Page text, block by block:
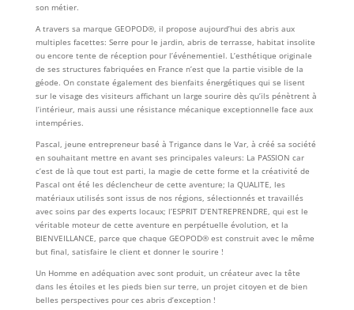
son métier.
A travers sa marque GEOPOD®, il propose aujourd’hui des abris aux
multiples facettes: Serre pour le jardin, abris de terrasse, habitat insolite
ou encore tente de réception pour l’événementiel. L’esthétique originale
de ses structures fabriquées en France n’est que la partie visible de la
géode. On constate également des bienfaits énergétiques qui se lisent
sur le visage des visiteurs affichant un large sourire dès qu’ils pénètrent à
l’intérieur, mais aussi une résistance mécanique exceptionnelle face aux
intempéries.
Pascal, jeune entrepreneur basé à Trigance dans le Var, à créé sa société
en souhaitant mettre en avant ses principales valeurs: La PASSION car
c’est de là que tout est parti, la magie de cette forme et la créativité de
Pascal ont été les déclencheur de cette aventure; la QUALITE, les
matériaux utilisés sont issus de nos régions, sélectionnés et travaillés
avec soins par des experts locaux; l’ESPRIT D’ENTREPRENDRE, qui est le
véritable moteur de cette aventure en perpétuelle évolution, et la
BIENVEILLANCE, parce que chaque GEOPOD® est construit avec le même
but final, satisfaire le client et donner le sourire !
Un Homme en adéquation avec sont produit, un créateur avec la tête
dans les étoiles et les pieds bien sur terre, un projet citoyen et de bien
belles perspectives pour ces abris d’exception !